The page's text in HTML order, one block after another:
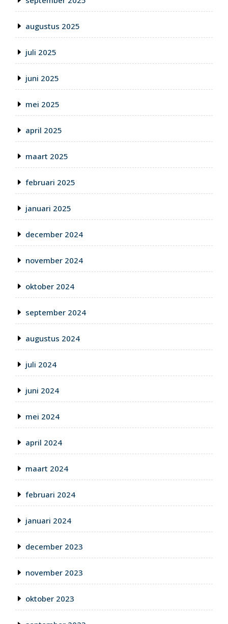
augustus 2025
juli 2025
juni 2025
mei 2025
april 2025
maart 2025
februari 2025
januari 2025
december 2024
november 2024
oktober 2024
september 2024
augustus 2024
juli 2024
juni 2024
mei 2024
april 2024
maart 2024
februari 2024
januari 2024
december 2023
november 2023
oktober 2023